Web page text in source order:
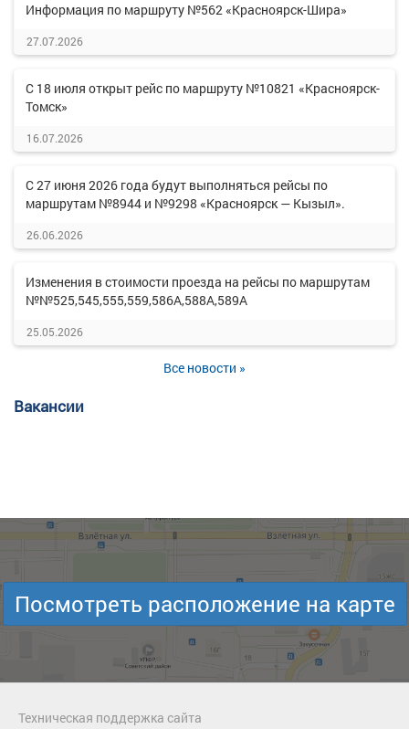
Информация по маршруту №562 «Красноярск-Шира»
27.07.2026
С 18 июля открыт рейс по маршруту №10821 «Красноярск-
Томск»
16.07.2026
С 27 июня 2026 года будут выполняться рейсы по
маршрутам №8944 и №9298 «Красноярск — Кызыл».
26.06.2026
Изменения в стоимости проезда на рейсы по маршрутам
№№525,545,555,559,586А,588А,589А
25.05.2026
Все новости »
Вакансии
Посмотреть расположение на карте
Техническая поддержка сайта